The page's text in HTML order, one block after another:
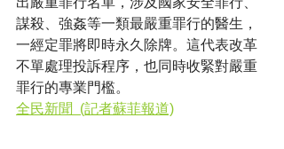
謀殺、強姦等一類最嚴重罪行的醫生，
一經定罪將即時永久除牌。這代表改革
不單處理投訴程序，也同時收緊對嚴重
罪行的專業門檻。
全民新聞  (記者蘇菲報道)